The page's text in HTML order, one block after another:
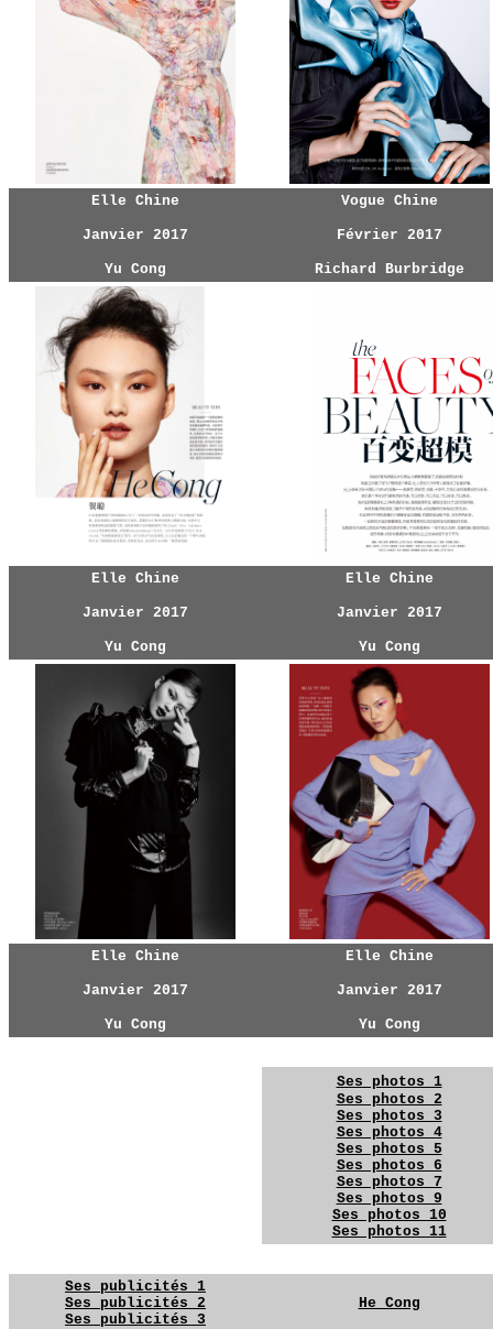
Elle Chine
Janvier 2017
Yu Cong
Vogue Chine
Février 2017
Richard Burbridge
Elle Chine
Janvier 2017
Yu Cong
Elle Chine
Janvier 2017
Yu Cong
Elle Chine
Janvier 2017
Yu Cong
Elle Chine
Janvier 2017
Yu Cong
Ses photos 1
Ses photos 2
Ses photos 3
Ses photos 4
Ses photos 5
Ses photos 6
Ses photos 7
Ses photos 9
Ses photos 10
Ses photos 11
Ses publicités 1
Ses publicités 2
Ses publicités 3
He Cong